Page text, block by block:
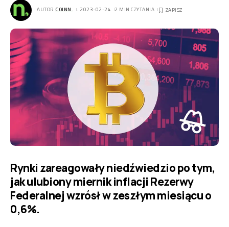
AUTOR COINN. . 2023-02-24 2 MIN CZYTANIA
Rynki zareagowały niedźwiedzio po tym,
jak ulubiony miernik inflacji Rezerwy
Federalnej wzrósł w zeszłym miesiącu o
0,6%.